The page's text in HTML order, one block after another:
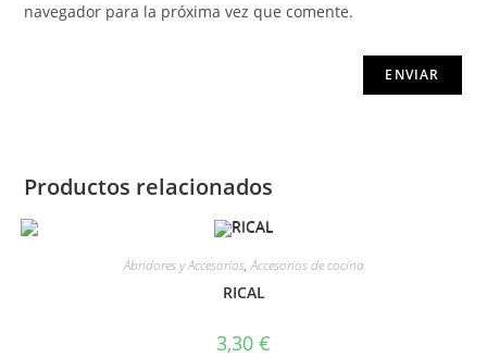
navegador para la próxima vez que comente.
Productos relacionados
Abridores y Accesorios,Accesorios de cocina
RICAL
3,30 €